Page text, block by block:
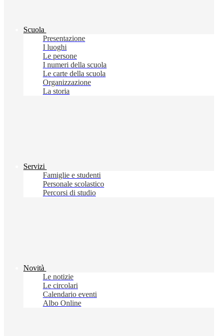
Scuola
Presentazione
I luoghi
Le persone
I numeri della scuola
Le carte della scuola
Organizzazione
La storia
Servizi
Famiglie e studenti
Personale scolastico
Percorsi di studio
Novità
Le notizie
Le circolari
Calendario eventi
Albo Online